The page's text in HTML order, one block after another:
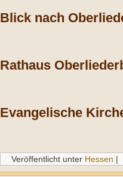
Blick nach
Rathaus
Evangelische
Veröffentlicht unter Hessen |